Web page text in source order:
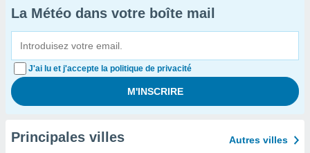
La Météo dans votre boîte mail
J'ai lu et j'accepte la politique de privacité
Principales villes Autres villes